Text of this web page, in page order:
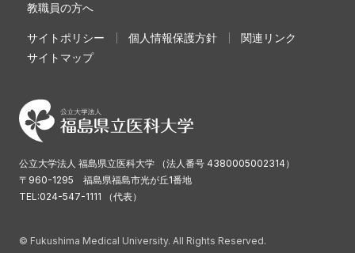
教職員の方へ
サイトポリシー 個人情報保護方針
関連リンク
サイトマップ
公立大学法人 福島県立医科大学 （法人番号 4380005002314）
〒960-1295 福島県福島市光が丘1番地
TEL:024-547-1111 （代表）
© Fukushima Medical University. All Rights Reserved.